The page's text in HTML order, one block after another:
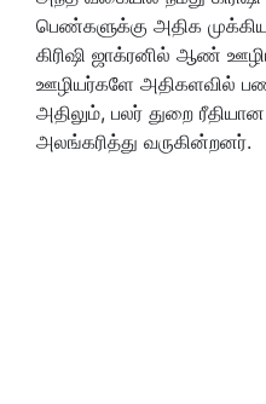
பெண்களுக்கு அதிக
கிரிஷி ஜாக்ரனில் ஆண்
ஊழியர்களே அதிகளவில்
அதிலும், பலர் துறை
அலங்கரித்து வருகின்றனர்.